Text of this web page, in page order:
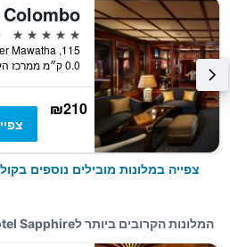
5 כוכבים
0.0 ק״מ ממרכז העיר
₪210
צפייה במלונות מובילים נוספים
המלונות הקרובים ביותר לHotel Sapphire